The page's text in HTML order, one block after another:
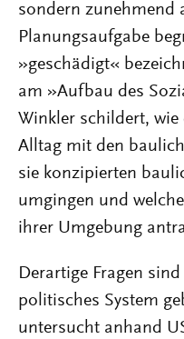
sondern zunehmend
Planungsaufgabe
»geschädigt«
am »Aufbau des
Winkler schildert,
Alltag mit den
sie konzipierten
umgingen und
ihrer Umgebung
Derartige Fragen
politisches System
untersucht anhand